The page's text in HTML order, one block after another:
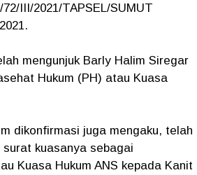
III/2021/TAPSEL/SUMUT
mengunjuk Barly Halim Siregar
Hukum (PH) atau Kuasa
dikonfirmasi juga mengaku, telah
kuasanya sebagai
Kuasa Hukum ANS kepada Kanit